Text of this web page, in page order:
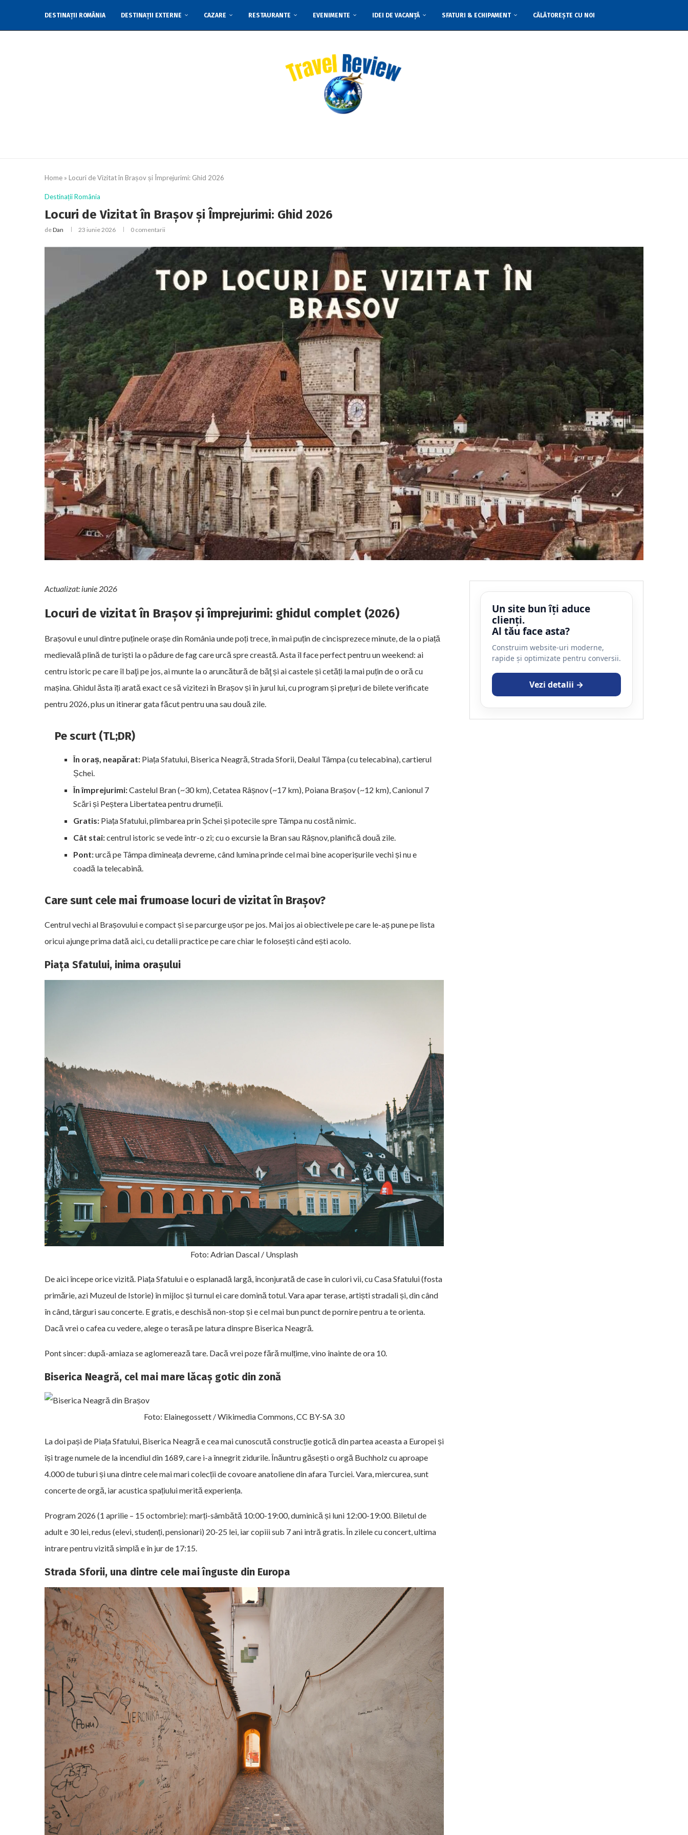
DESTINAȚII ROMÂNIA DESTINAȚII EXTERNE CAZARE RESTAURANTE EVENIMENTE IDEI DE VACANȚĂ SFATURI & ECHIPAMENT CĂLĂTOREȘTE CU NOI
Home » Locuri de Vizitat în Brașov și Împrejurimi: Ghid 2026
Destinații România
Locuri de Vizitat în Brașov și Împrejurimi: Ghid 2026
deDan 23 iunie 2026 0 comentarii
Actualizat: iunie 2026
Locuri de vizitat în Brașov și împrejurimi: ghidul complet (2026)
Brașovul e unul dintre puținele orașe din România unde poți trece, în mai puțin de cincisprezece minute, de la o piață
medievală plină de turiști la o pădure de fag care urcă spre creastă. Asta îl face perfect pentru un weekend: ai
centru istoric pe care îl baţi pe jos, ai munte la o aruncătură de băţ și ai castele și cetăți la mai puțin de o oră cu
mașina. Ghidul ăsta îți arată exact ce să vizitezi în Brașov și în jurul lui, cu program și prețuri de bilete verificate
pentru 2026, plus un itinerar gata făcut pentru una sau două zile.
Pe scurt (TL;DR)
În oraș, neapărat: Piața Sfatului, Biserica Neagră, Strada Sforii, Dealul Tâmpa (cu telecabina), cartierul
Șchei.
În împrejurimi:Castelul Bran (~30 km), Cetatea Râșnov (~17 km), Poiana Brașov (~12 km), Canionul 7
Scări și Peștera Libertatea pentru drumeții.
Gratis: Piața Sfatului, plimbarea prin Șchei și potecile spre Tâmpa nu costă nimic.
Cât stai:centrul istoric se vede într-o zi; cu o excursie la Bran sau Râșnov, planifică două zile.
Pont:urcă pe Tâmpa dimineața devreme, când lumina prinde cel mai bine acoperișurile vechi și nu e
coadă la telecabină.
Care sunt cele mai frumoase locuri de vizitat în Brașov?
Centrul vechi al Brașovului e compact și se parcurge ușor pe jos. Mai jos ai obiectivele pe care le-aș pune pe lista
oricui ajunge prima dată aici, cu detalii practice pe care chiar le folosești când ești acolo.
Piața Sfatului, inima orașului
Foto: Adrian Dascal / Unsplash
De aici începe orice vizită. Piața Sfatului e o esplanadă largă, înconjurată de case în culori vii, cu Casa Sfatului (fosta
primărie, azi Muzeul de Istorie) în mijloc și turnul ei care domină totul. Vara apar terase, artiști stradali și, din când
în când, târguri sau concerte. E gratis, e deschisă non-stop și e cel mai bun punct de pornire pentru a te orienta.
Dacă vrei o cafea cu vedere, alege o terasă pe latura dinspre Biserica Neagră.
Pont sincer: după-amiaza se aglomerează tare. Dacă vrei poze fără mulțime, vino înainte de ora 10.
Biserica Neagră, cel mai mare lăcaș gotic din zonă
Foto: Elainegossett / Wikimedia Commons, CC BY-SA 3.0
La doi pași de Piața Sfatului, Biserica Neagră e cea mai cunoscută construcție gotică din partea aceasta a Europei și
își trage numele de la incendiul din 1689, care i-a înnegrit zidurile. Înăuntru găsești o orgă Buchholz cu aproape
4.000 de tuburi și una dintre cele mai mari colecții de covoare anatoliene din afara Turciei. Vara, miercurea, sunt
concerte de orgă, iar acustica spațiului merită experiența.
Program 2026 (1 aprilie – 15 octombrie): marți-sâmbătă 10:00-19:00, duminică și luni 12:00-19:00. Biletul de
adult e 30 lei, redus (elevi, studenți, pensionari) 20-25 lei, iar copiii sub 7 ani intră gratis. În zilele cu concert, ultima
intrare pentru vizită simplă e în jur de 17:15.
Strada Sforii, una dintre cele mai înguste din Europa
Un site bun îți aduce
clienți.
Al tău face asta?
Construim website-uri moderne,
rapide și optimizate pentru conversii.
Vezi detalii →